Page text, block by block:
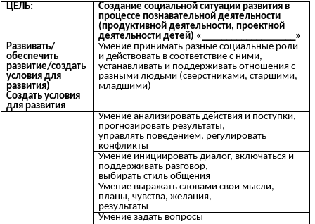
ЦЕЛЬ:
Создание социальной ситуации развития в
процессе познавательной деятельности
(продуктивной деятельности, проектной
деятельности детей) «___________________»
Развивать/
обеспечить
развитие/создать
условия для
развития)
Создать условия
для развития
Умение принимать разные социальные роли
и действовать в соответствие с ними,
устанавливать и поддерживать отношения с
разными людьми (сверстниками, старшими,
младшими)
Умение анализировать действия и поступки,
прогнозировать результаты,
управлять поведением, регулировать
конфликты
Умение инициировать диалог, включаться и
поддерживать разговор,
выбирать стиль общения
Умение выражать словами свои мысли,
планы, чувства, желания,
результаты
Умение задать вопросы